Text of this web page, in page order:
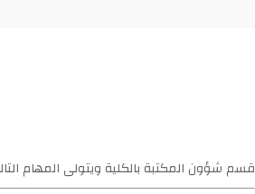
قسم شؤون المكتبة بالكلية ويتولى المهام